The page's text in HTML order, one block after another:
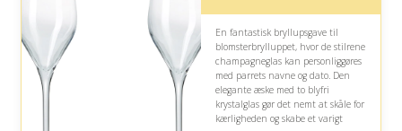
En fantastisk bryllupsgave til
blomsterbrylluppet, hvor de stilrene
champagneglas kan personliggøres
med parrets navne og dato. Den
elegante æske med to blyfri
krystalglas gør det nemt at skåle for
kærligheden og skabe et varigt